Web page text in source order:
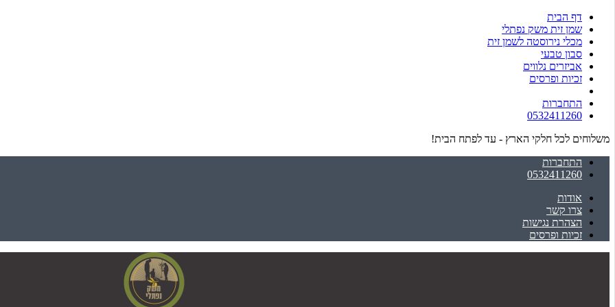
דף הבית
שמן זית משק נפתלי
מכלי נירוסטה לשמן זית
סבון טבעי
אביזרים נלווים
זכיות ופרסים
התחברות
0532411260
משלוחים לכל חלקי הארץ - עד לפתח הבית!
התחברות
0532411260
אודות
צרו קשר
הצהרת נגישות
זכיות ופרסים